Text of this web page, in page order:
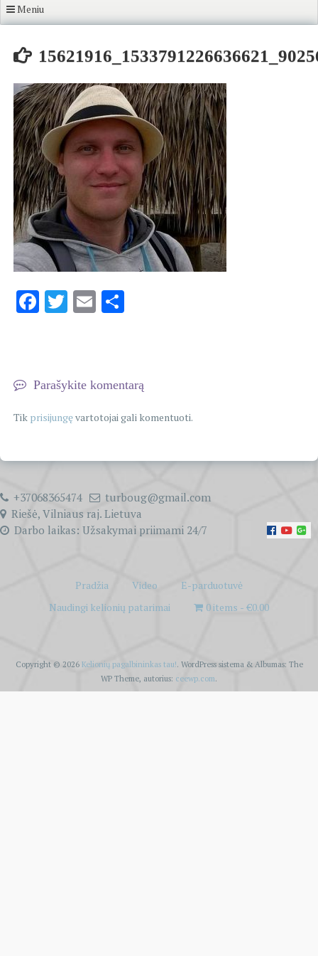
Meniu
Facebook
Twitter
Email
Parašykite komentarą
Tik prisijungęvartotojai gali komentuoti.
+37068365474
turboug@gmail.com
Riešė, Vilniaus raj. Lietuva
Darbo laikas: Užsakymai priimami 24/7
Pradžia Video
E-parduotuvė
Naudingi kelionių patarimai
0 items €0.00
Copyright © 2026 Kelionių pagalbininkas tau!. WordPress sistema & Albumas: The
WP Theme, autorius: ceewp.com.